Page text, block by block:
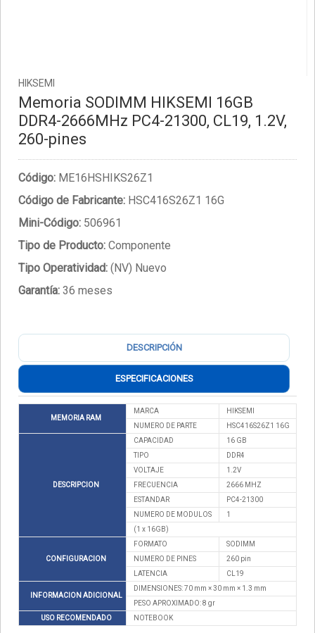
HIKSEMI
Memoria SODIMM HIKSEMI 16GB
DDR4-2666MHz PC4-21300, CL19, 1.2V,
260-pines
Código: ME16HSHIKS26Z1
Código de Fabricante: HSC416S26Z1 16G
Mini-Código: 506961
Tipo de Producto: Componente
Tipo Operatividad: (NV) Nuevo
Garantía: 36 meses
DESCRIPCIÓN
ESPECIFICACIONES
MEMORIA RAM
MARCA
HIKSEMI
NUMERO DE PARTE
HSC416S26Z1 16G
DESCRIPCION
CAPACIDAD
16 GB
TIPO
DDR4
VOLTAJE
1.2V
FRECUENCIA
2666 MHZ
ESTANDAR
PC4-21300
NUMERO DE MODULOS
1
(1 x 16GB)
CONFIGURACION
FORMATO
SODIMM
NUMERO DE PINES
260 pin
LATENCIA
CL19
INFORMACION ADICIONAL
DIMENSIONES: 70 mm × 30 mm × 1.3 mm
PESO APROXIMADO: 8 gr
USO RECOMENDADO
NOTEBOOK